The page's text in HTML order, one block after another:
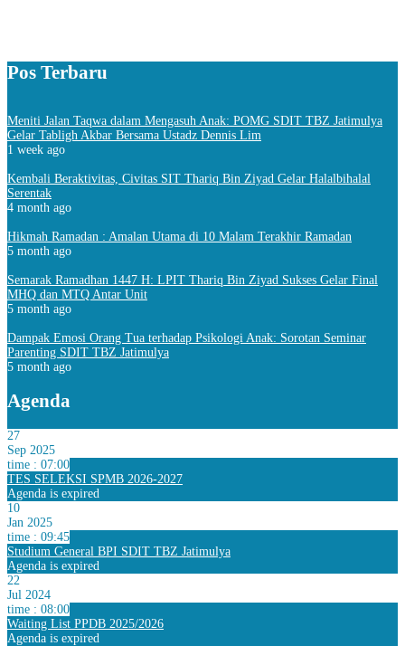
Pos Terbaru
Meniti Jalan Taqwa dalam Mengasuh Anak: POMG SDIT TBZ Jatimulya
Gelar Tabligh Akbar Bersama Ustadz Dennis Lim
1 week ago
Kembali Beraktivitas, Civitas SIT Thariq Bin Ziyad Gelar Halalbihalal
Serentak
4 month ago
Hikmah Ramadan : Amalan Utama di 10 Malam Terakhir Ramadan
5 month ago
Semarak Ramadhan 1447 H: LPIT Thariq Bin Ziyad Sukses Gelar Final
MHQ dan MTQ Antar Unit
5 month ago
Dampak Emosi Orang Tua terhadap Psikologi Anak: Sorotan Seminar
Parenting SDIT TBZ Jatimulya
5 month ago
Agenda
27
Sep 2025
time : 07:00
TES SELEKSI SPMB 2026-2027
Agenda is expired
10
Jan 2025
time : 09:45
Studium General BPI SDIT TBZ Jatimulya
Agenda is expired
22
Jul 2024
time : 08:00
Waiting List PPDB 2025/2026
Agenda is expired